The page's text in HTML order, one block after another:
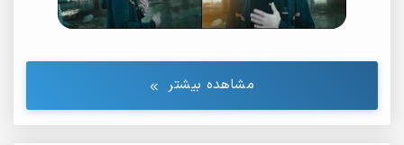
مشاهده بیشتر